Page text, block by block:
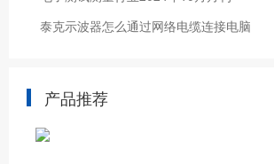
泰克示波器怎么通过网络电缆连接电脑
产品推荐